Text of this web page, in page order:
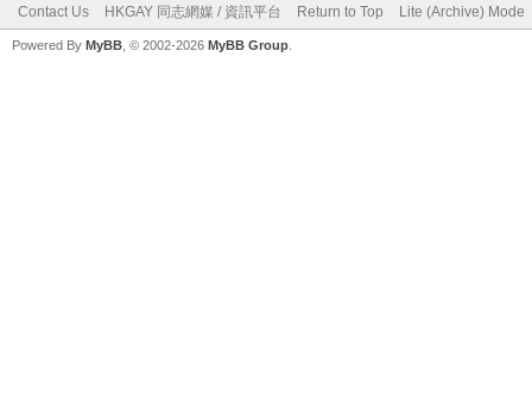
Contact Us HKGAY 同志網媒 / 資訊平台 Return to Top Lite (Archive) Mode
Powered By MyBB , © 2002-2026 MyBB Group